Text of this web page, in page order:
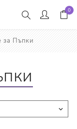
0
за Пъпки